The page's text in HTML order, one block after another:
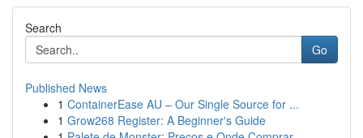
Search
Go
Published News
1 ContainerEase AU – Our Single Source for ...
1 Grow268 Register: A Beginner's Guide